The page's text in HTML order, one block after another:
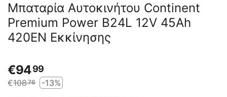
Μπαταρία Αυτοκινήτου Continent
Premium Power B24L 12V 45Ah
420EN Εκκίνησης
€9499
€10876
-13%